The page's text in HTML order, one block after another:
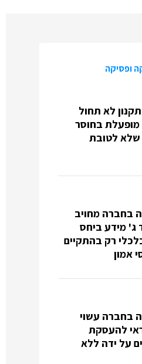
ופסיקה
לא תחול
בחוסר
שלא לטובת
בחברה מחויב
ג' מידע ביחס
רק בהתקיים
אמון
בחברה עשוי
להעסקת
על ידה ללא